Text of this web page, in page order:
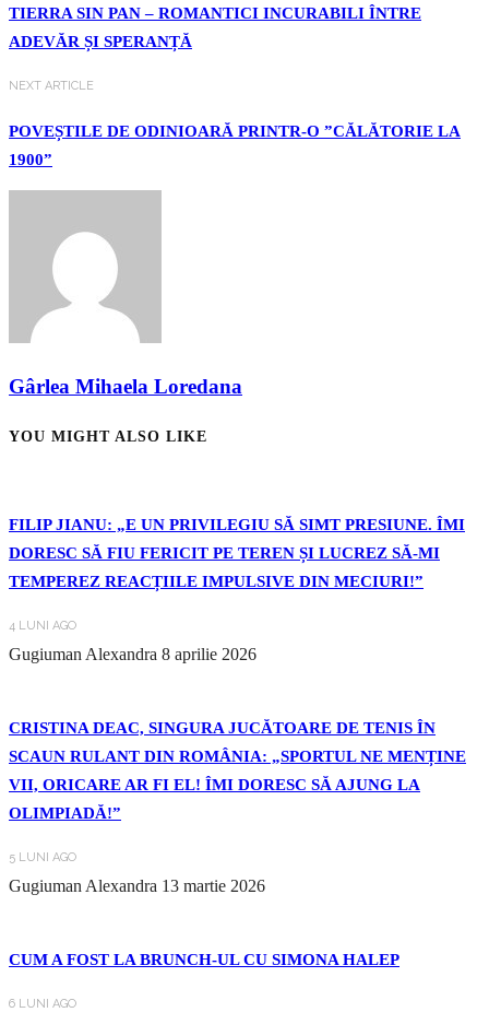
TIERRA SIN PAN – ROMANTICI INCURABILI ÎNTRE
ADEVĂR ȘI SPERANȚĂ
NEXT ARTICLE
POVEȘTILE DE ODINIOARĂ PRINTR-O ”CĂLĂTORIE LA
1900”
Gârlea Mihaela Loredana
YOU MIGHT ALSO LIKE
FILIP JIANU: „E UN PRIVILEGIU SĂ SIMT PRESIUNE. ÎMI
DORESC SĂ FIU FERICIT PE TEREN ȘI LUCREZ SĂ-MI
TEMPEREZ REACȚIILE IMPULSIVE DIN MECIURI!”
4 LUNI AGO
Gugiuman Alexandra 8 aprilie 2026
CRISTINA DEAC, SINGURA JUCĂTOARE DE TENIS ÎN
SCAUN RULANT DIN ROMÂNIA: „SPORTUL NE MENȚINE
VII, ORICARE AR FI EL! ÎMI DORESC SĂ AJUNG LA
OLIMPIADĂ!”
5 LUNI AGO
Gugiuman Alexandra 13 martie 2026
CUM A FOST LA BRUNCH-UL CU SIMONA HALEP
6 LUNI AGO